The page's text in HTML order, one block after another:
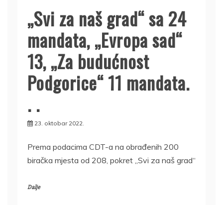
„Svi za naš grad“ sa 24
mandata, „Evropa sad“
13, „Za budućnost
Podgorice“ 11 mandata.
. .
23. oktobar 2022.
Prema podacima CDT-a na obrađenih 200
biračka mjesta od 208, pokret „Svi za naš grad“
Dalje